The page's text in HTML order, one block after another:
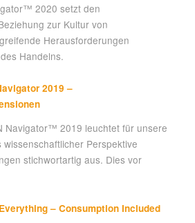
2020 setzt den
zur Kultur von
Herausforderungen
Handelns.
2019 –
Navigator™ 2019 leuchtet für unsere
Perspektive
stichwortartig aus. Dies vor
– Consumption Included